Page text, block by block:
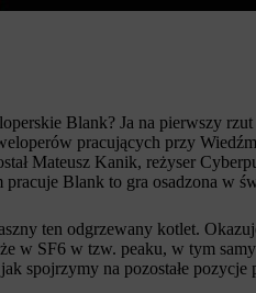
Blank? Ja na pierwszy rzut
pracujących przy
Mateusz Kanik, reżyser
Blank to gra osadzona w
ten odgrzewany kotlet.
w SF6 w tzw. peaku, w tym
spojrzymy na pozostałe pozycje